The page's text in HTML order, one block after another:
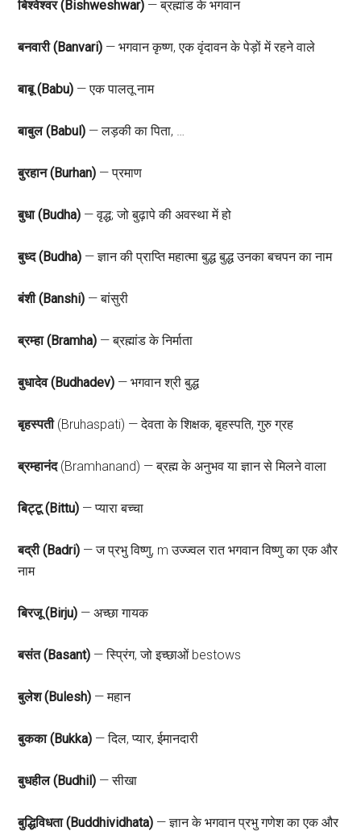
बिश्वेश्वर (Bishweshwar) — ब्रह्मांड के भगवान
बनवारी (Banvari) — भगवान कृष्ण, एक वृंदावन के पेड़ों में रहने वाले
बाबू (Babu) — एक पालतू नाम
बाबुल (Babul) — लड़की का पिता, …
बुरहान (Burhan) — प्रमाण
बुधा (Budha) — वृद्ध; जो बुढ़ापे की अवस्था में हो
बुध्द (Budha) — ज्ञान की प्राप्ति महात्मा बुद्ध बुद्ध उनका बचपन का नाम
बंशी (Banshi) — बांसुरी
ब्रम्हा (Bramha) — ब्रह्मांड के निर्माता
बुधादेव (Budhadev) — भगवान श्री बुद्ध
बृहस्पती(Bruhaspati) — देवता के शिक्षक, बृहस्पति, गुरु ग्रह
ब्रम्हानंद(Bramhanand) — ब्रह्म के अनुभव या ज्ञान से मिलने वाला
बिट्टू (Bittu) — प्यारा बच्चा
बद्री (Badri) — ज प्रभु विष्णु, m उज्ज्वल रात भगवान विष्णु का एक और
नाम
बिरजू (Birju) — अच्छा गायक
बसंत (Basant) — स्प्रिंग, जो इच्छाओं bestows
बुलेश (Bulesh) — महान
बुकका (Bukka) — दिल, प्यार, ईमानदारी
बुधहील (Budhil) — सीखा
बुद्धिविधता (Buddhividhata) — ज्ञान के भगवान प्रभु गणेश का एक और